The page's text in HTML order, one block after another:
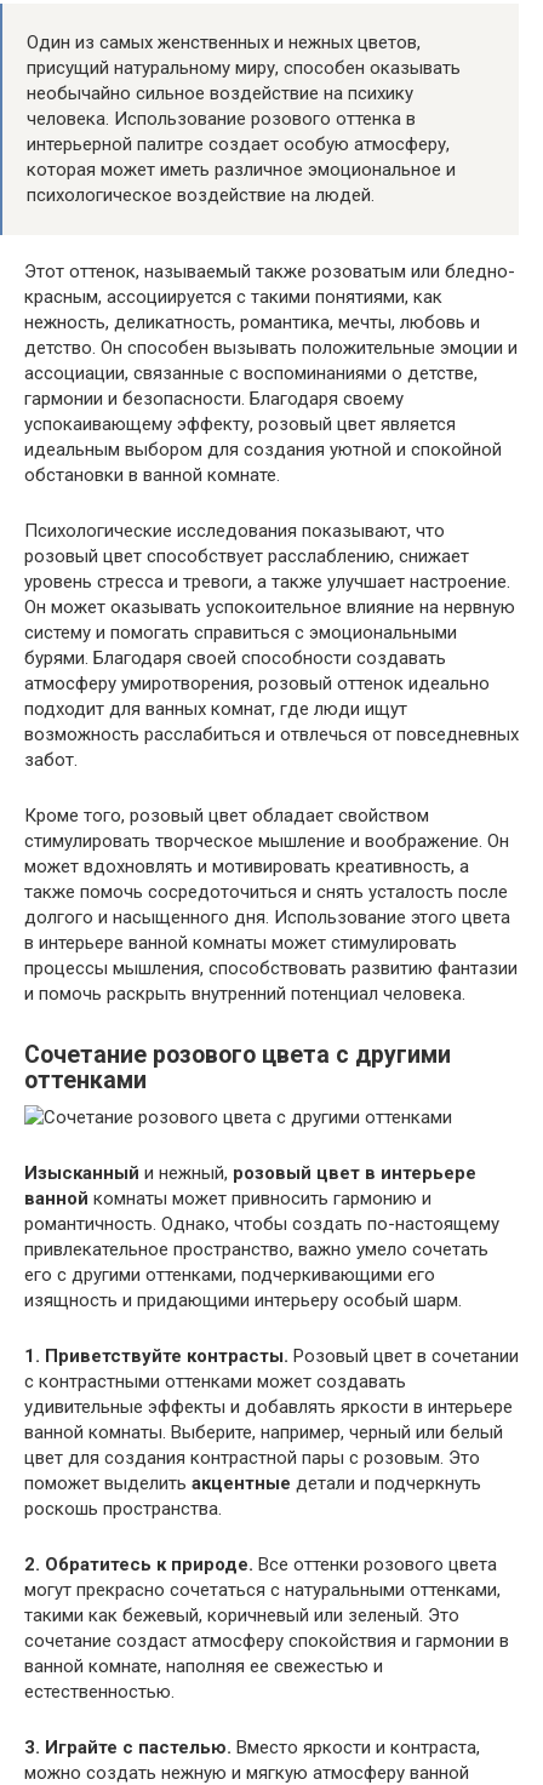
Один из самых женственных и нежных цветов,
присущий натуральному миру, способен оказывать
необычайно сильное воздействие на психику
человека. Использование розового оттенка в
интерьерной палитре создает особую атмосферу,
которая может иметь различное эмоциональное и
психологическое воздействие на людей.
Этот оттенок, называемый также розоватым или бледно-
красным, ассоциируется с такими понятиями, как
нежность, деликатность, романтика, мечты, любовь и
детство. Он способен вызывать положительные эмоции и
ассоциации, связанные с воспоминаниями о детстве,
гармонии и безопасности. Благодаря своему
успокаивающему эффекту, розовый цвет является
идеальным выбором для создания уютной и спокойной
обстановки в ванной комнате.
Психологические исследования показывают, что
розовый цвет способствует расслаблению, снижает
уровень стресса и тревоги, а также улучшает настроение.
Он может оказывать успокоительное влияние на нервную
систему и помогать справиться с эмоциональными
бурями. Благодаря своей способности создавать
атмосферу умиротворения, розовый оттенок идеально
подходит для ванных комнат, где люди ищут
возможность расслабиться и отвлечься от повседневных
забот.
Кроме того, розовый цвет обладает свойством
стимулировать творческое мышление и воображение. Он
может вдохновлять и мотивировать креативность, а
также помочь сосредоточиться и снять усталость после
долгого и насыщенного дня. Использование этого цвета
в интерьере ванной комнаты может стимулировать
процессы мышления, способствовать развитию фантазии
и помочь раскрыть внутренний потенциал человека.
Сочетание розового цвета с другими
оттенками
Изысканный и нежный, розовый цвет в интерьере
ванной комнаты может привносить гармонию и
романтичность. Однако, чтобы создать по-настоящему
привлекательное пространство, важно умело сочетать
его с другими оттенками, подчеркивающими его
изящность и придающими интерьеру особый шарм.
1. Приветствуйте контрасты. Розовый цвет в сочетании
с контрастными оттенками может создавать
удивительные эффекты и добавлять яркости в интерьере
ванной комнаты. Выберите, например, черный или белый
цвет для создания контрастной пары с розовым. Это
поможет выделить акцентные детали и подчеркнуть
роскошь пространства.
2. Обратитесь к природе. Все оттенки розового цвета
могут прекрасно сочетаться с натуральными оттенками,
такими как бежевый, коричневый или зеленый. Это
сочетание создаст атмосферу спокойствия и гармонии в
ванной комнате, наполняя ее свежестью и
естественностью.
3. Играйте с пастелью. Вместо яркости и контраста,
можно создать нежную и мягкую атмосферу ванной